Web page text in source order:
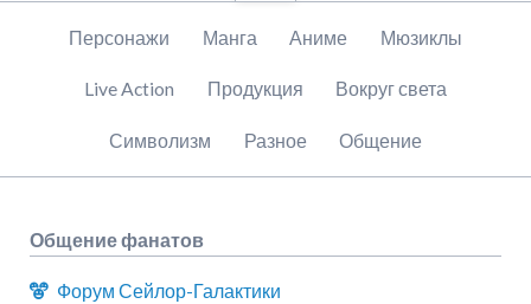
Пропустить
Персонажи Манга Аниме Мюзиклы
Live Action Продукция Вокруг света
Символизм Разное Общение
Общение фанатов
Форум Сейлор-Галактики